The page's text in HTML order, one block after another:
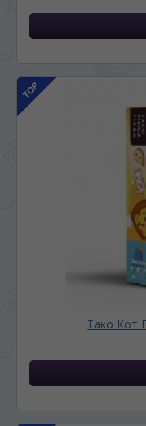
Тако Кот
Dacă doriți să schimbați
oricând să faceți asta în
al paginii.
RO